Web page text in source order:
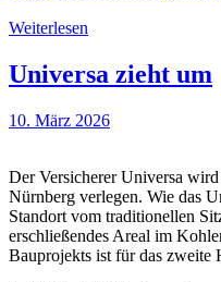
Weiterlesen
Universa zieht um
10. März 2026
Der Versicherer Universa
Nürnberg verlegen. Wie das
Standort vom traditionellen
erschließendes Areal im
Bauprojekts ist für das zweite